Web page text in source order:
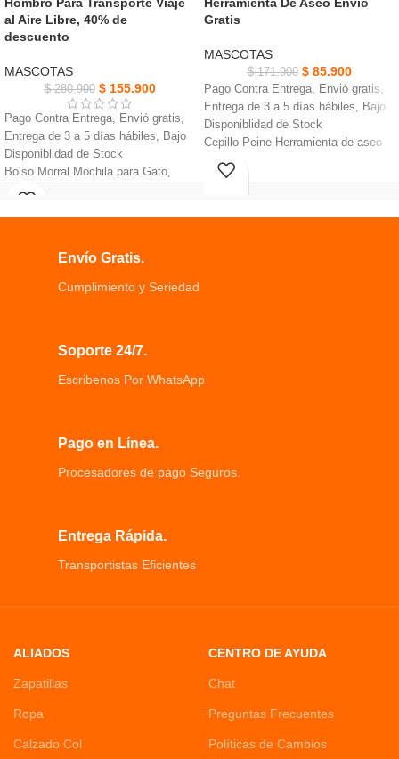
ADO
NUEVO
al Aire Libre, 40% de
descuento
MASCOTAS
$280.900 $155.900
Pago Contra Entrega, Envió gratis,
Entrega de 3 a 5 días hábiles, Bajo
Disponiblidad de Stock
Bolso Morral Mochila para Gato,
lleva a tu mascota a donde quiera
hombro resistente ajustable para su
transparente permiten tranquila y
Hecho de material EVE que no es
NUEVO
Gratis
MASCOTAS
$171.900 $85.900
Pago Contra Entrega, Envió gratis,
Entrega de 3 a 5 días hábiles, Bajo
Disponiblidad de Stock
Cepillo Peine Herramienta de aseo
Removedor De pelo de mascotas
facil y rapido
Envío Gratis.
Cumplimiento y Seriedad
Soporte 24/7.
Escribenos Por WhatsApp
Pago en Línea.
Procesadores de pago Seguros.
Entrega Rápida.
Transportistas Eficientes
ALIADOS
Zapatillas
Ropa
Calzado Col
CENTRO DE AYUDA
Chat
Preguntas Frecuentes
Políticas de Cambios